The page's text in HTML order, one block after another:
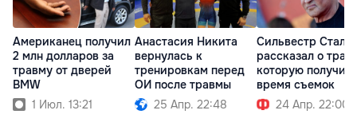
Американец получил
2 млн долларов за
травму от дверей
BMW
1 Июл. 13:21
Анастасия Никита
вернулась к
тренировкам перед
ОИ после травмы
25 Апр. 22:48
Сильвестр
рассказал о
которую получил
время съемок
24 Апр. 22:00